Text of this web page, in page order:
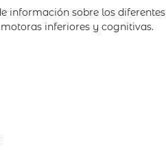
información sobre los diferentes
inferiores y cognitivas.